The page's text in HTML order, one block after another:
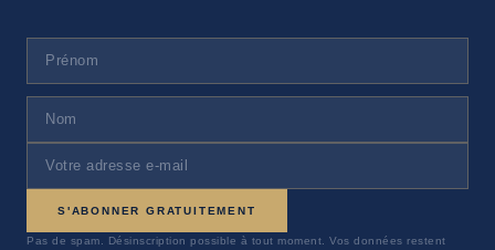
S'ABONNER GRATUITEMENT
Pas de spam. Désinscription possible à tout moment. Vos données restent